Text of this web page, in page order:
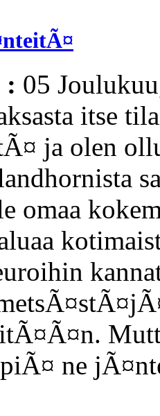
: 05
itse
ja olen
omaa
ne